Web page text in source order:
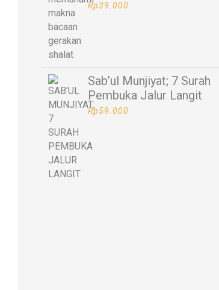
Rp39.000
Sab’ul Munjiyat; 7 Surah
Pembuka Jalur Langit
Rp59.000